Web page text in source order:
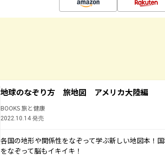
地球のなぞり方 旅地図 アメリカ大陸編
BOOKS 旅と健康
2022.10.14 発売
各国の地形や関係性をなぞって学ぶ新しい地図本！
をなぞって脳もイキイキ！